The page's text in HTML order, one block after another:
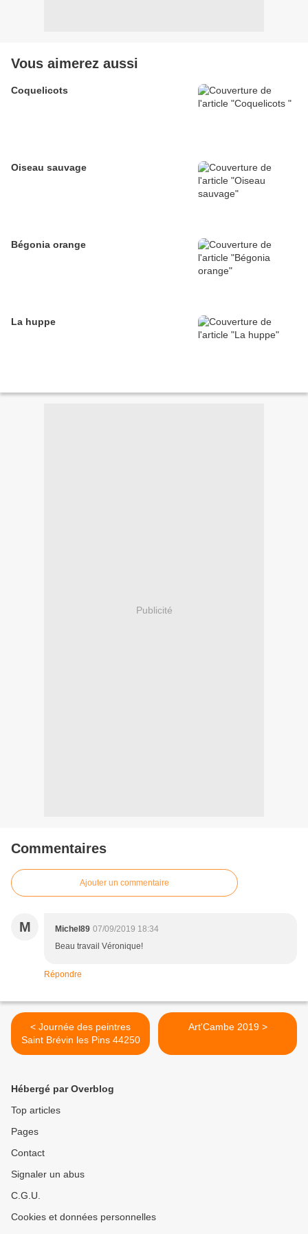
Vous aimerez aussi
Coquelicots
Oiseau sauvage
Bégonia orange
La huppe
Publicité
Commentaires
Ajouter un commentaire
M Michel89 07/09/2019 18:34
Beau travail Véronique!
Répondre
< Journée des peintres
Saint Brévin les Pins 44250
Art'Cambe 2019 >
Hébergé par Overblog
Top articles
Pages
Contact
Signaler un abus
C.G.U.
Cookies et données personnelles